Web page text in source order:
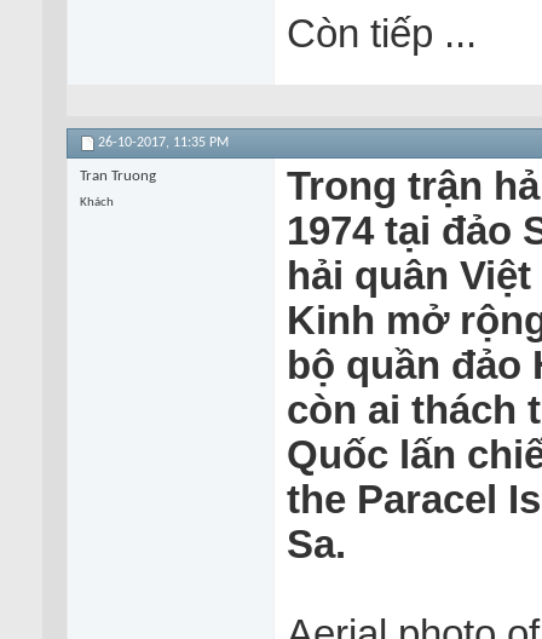
Còn tiếp ...
26-10-2017, 11:35 PM
Tran Truong
Khách
Trong trận
1974 tại đảo
hải quân
Kinh mở
bộ quần đảo
còn ai thách
Quốc lấn
the Paracel
Sa.